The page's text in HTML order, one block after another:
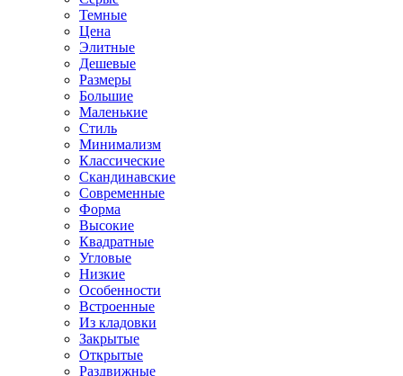
Темные
Цена
Элитные
Дешевые
Размеры
Большие
Маленькие
Стиль
Минимализм
Классические
Скандинавские
Современные
Форма
Высокие
Квадратные
Угловые
Низкие
Особенности
Встроенные
Из кладовки
Закрытые
Открытые
Раздвижные